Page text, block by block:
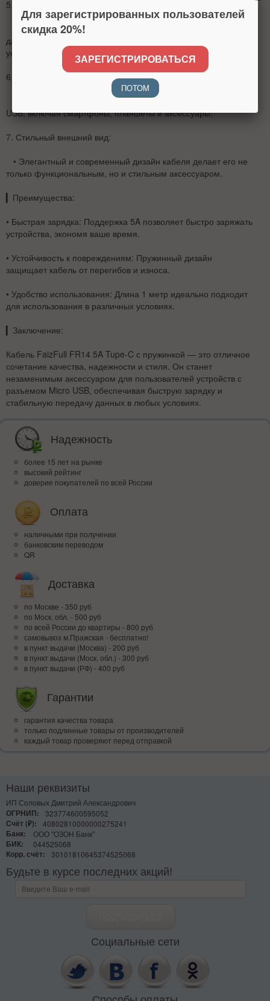
5.
• Кабель обеспечивает быструю и стабильную передачу
данных, что позволяет легко синхронизировать файлы между
устройствами без задержек.
6.
• Подходит для большинства устройств с разъемом Micro
USB, включая смартфоны, планшеты и аксессуары.
7. Стильный внешний вид:
• Элегантный и современный дизайн кабеля делает его не
только функциональным, но и стильным аксессуаром.
Преимущества:
• Быстрая зарядка: Поддержка 5A позволяет быстро заряжать
устройства, экономя ваше время.
• Устойчивость к повреждениям: Пружинный дизайн
защищает кабель от перегибов и износа.
• Удобство использования: Длина 1 метр идеально подходит
для использования в различных условиях.
Заключение:
Кабель FaizFull FR14 5A Tupe-C с пружинкой — это отличное
сочетание качества, надежности и стиля. Он станет
незаменимым аксессуаром для пользователей устройств с
разъемом Micro USB, обеспечивая быструю зарядку и
стабильную передачу данных в любых условиях.
Надежность
более 15 лет на рынке
высокий рейтинг
доверие покупателей по всей России
Оплата
наличными при получении
банковским переводом
QR
Доставка
по Москве - 350 руб
по Моск. обл. - 500 руб
по всей Росcии до квартиры - 800 руб
самовывоз м.Пражская - бесплатно!
в пункт выдачи (Москва) - 200 руб
в пункт выдачи (Моск. обл.) - 300 руб
в пункт выдачи (РФ) - 400 руб
Гарантии
гарантия качества товара
только подлинные товары от производителей
каждый товар проверяют перед отправкой
Наши реквизиты
ИП Соловых Дмитрий Александрович
ОГРНИП:
323774600595052
Счёт (₽):
40802810000000275241
Банк:
ООО "ОЗОН Банк"
БИК:
044525068
Корр. счёт:
30101810645374525068
Будьте в курсе последних акций!
Социальные сети
Для зарегистрированных пользователей
скидка 20%!
ЗАРЕГИСТРИРОВАТЬСЯ
ПОТОМ